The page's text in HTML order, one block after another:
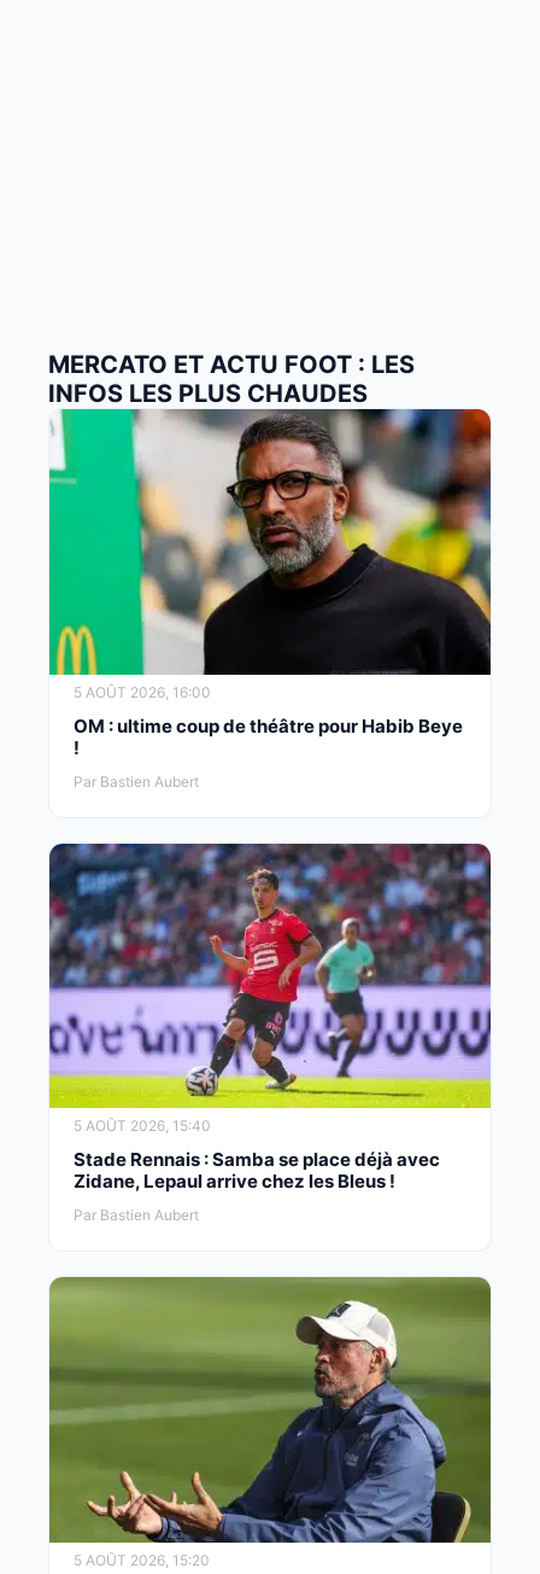
MERCATO ET ACTU FOOT : LES
INFOS LES PLUS CHAUDES
5 AOÛT 2026, 16:00
OM : ultime coup de théâtre pour Habib Beye
!
Par Bastien Aubert
5 AOÛT 2026, 15:40
Stade Rennais : Samba se place déjà avec
Zidane, Lepaul arrive chez les Bleus !
Par Bastien Aubert
5 AOÛT 2026, 15:20